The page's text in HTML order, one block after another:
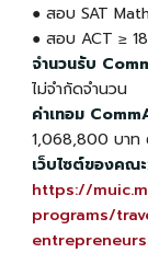
● สอบ SAT
● สอบ ACT ≥ 18
จำนวนรับ
ไม่จำกัดจำนวน
ค่าเทอม
1,068,800 บา
เว็บไซต์ของคณะ:
https://
programs/